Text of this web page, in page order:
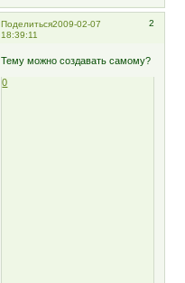
Поделиться 2
2009-02-07
18:39:11
Тему можно создавать самому?
0